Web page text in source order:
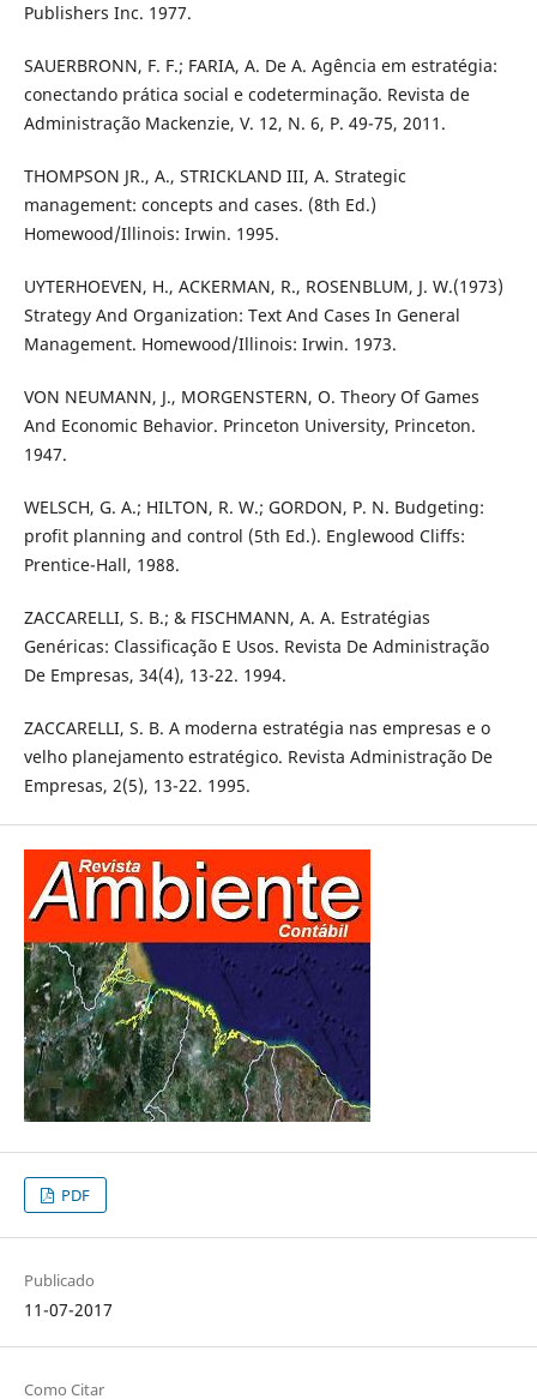
Publishers Inc. 1977.
SAUERBRONN, F. F.; FARIA, A. De A. Agência em estratégia:
conectando prática social e codeterminação. Revista de
Administração Mackenzie, V. 12, N. 6, P. 49-75, 2011.
THOMPSON JR., A., STRICKLAND III, A. Strategic
management: concepts and cases. (8th Ed.)
Homewood/Illinois: Irwin. 1995.
UYTERHOEVEN, H., ACKERMAN, R., ROSENBLUM, J. W.(1973)
Strategy And Organization: Text And Cases In General
Management. Homewood/Illinois: Irwin. 1973.
VON NEUMANN, J., MORGENSTERN, O. Theory Of Games
And Economic Behavior. Princeton University, Princeton.
1947.
WELSCH, G. A.; HILTON, R. W.; GORDON, P. N. Budgeting:
profit planning and control (5th Ed.). Englewood Cliffs:
Prentice-Hall, 1988.
ZACCARELLI, S. B.; & FISCHMANN, A. A. Estratégias
Genéricas: Classificação E Usos. Revista De Administração
De Empresas, 34(4), 13-22. 1994.
ZACCARELLI, S. B. A moderna estratégia nas empresas e o
velho planejamento estratégico. Revista Administração De
Empresas, 2(5), 13-22. 1995.
PDF
Publicado
11-07-2017
Como Citar